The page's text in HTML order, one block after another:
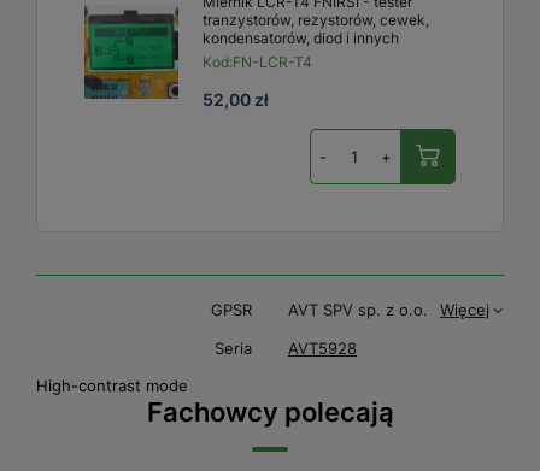
tranzystorów, rezystorów, cewek,
kondensatorów, diod i innych
Kod:FN-LCR-T4
52,00 zł
- +
GPSR AVT SPV sp. z o.o.
Więcej
Seria
AVT5928
High-contrast mode
Fachowcy polecają